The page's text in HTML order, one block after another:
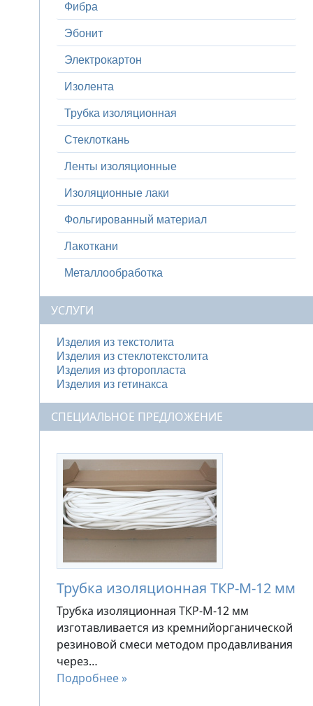
Фибра
Эбонит
Электрокартон
Изолента
Трубка изоляционная
Стеклоткань
Ленты изоляционные
Изоляционные лаки
Фольгированный материал
Лакоткани
Металлообработка
УСЛУГИ
Изделия из текстолита
Изделия из стеклотекстолита
Изделия из фторопласта
Изделия из гетинакса
СПЕЦИАЛЬНОЕ ПРЕДЛОЖЕНИЕ
Трубка изоляционная ТКР-М-12 мм
Трубка изоляционная ТКР-М-12 мм
изготавливается из кремнийорганической
резиновой смеси методом продавливания
через…
Подробнее »